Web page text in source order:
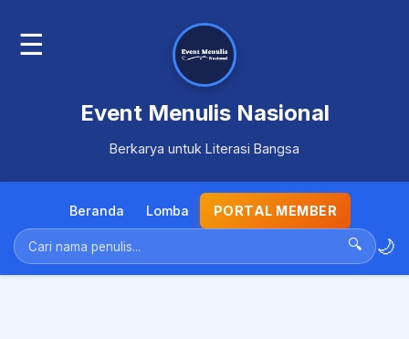
☰
Event Menulis Nasional
Berkarya untuk Literasi Bangsa
Beranda Lomba PORTAL MEMBER
🔍 🌙